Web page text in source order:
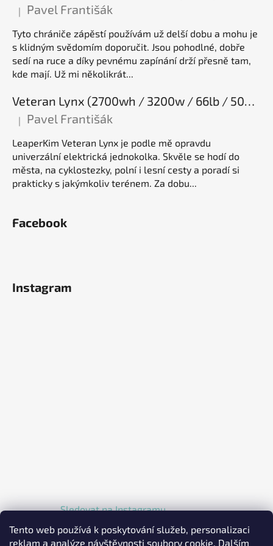
Tento web používá k poskytování služeb, personalizaci
reklam a analýze návštěvnosti soubory cookie. Dalším
Hodnocení produktu je 5 z 5 hvězdiček.
| Pavel Františák
Tyto chrániče zápěstí používám už delší dobu a mohu je
s klidným svědomím doporučit. Jsou pohodlné, dobře
sedí na ruce a díky pevnému zapínání drží přesně tam,
kde mají. Už mi několikrát...
Veteran Lynx (2700wh / 3200w / 66lb / 50E), elektrická jednokolka
Hodnocení produktu je 5 z 5 hvězdiček.
| Pavel Františák
LeaperKim Veteran Lynx je podle mě opravdu
univerzální elektrická jednokolka. Skvěle se hodí do
města, na cyklostezky, polní i lesní cesty a poradí si
prakticky s jakýmkoliv terénem. Za dobu...
Facebook
Instagram
Sledovat na Instagramu